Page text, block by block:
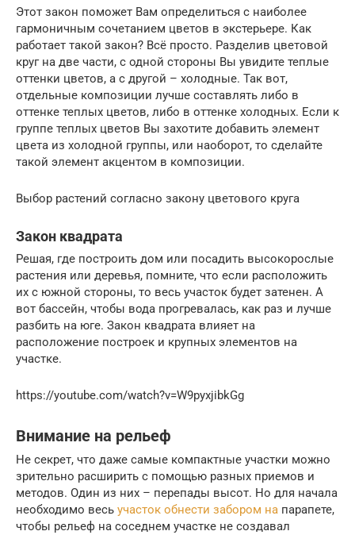
Этот закон поможет Вам определиться с наиболее
гармоничным сочетанием цветов в экстерьере. Как
работает такой закон? Всё просто. Разделив цветовой
круг на две части, с одной стороны Вы увидите теплые
оттенки цветов, а с другой – холодные. Так вот,
отдельные композиции лучше составлять либо в
оттенке теплых цветов, либо в оттенке холодных. Если к
группе теплых цветов Вы захотите добавить элемент
цвета из холодной группы, или наоборот, то сделайте
такой элемент акцентом в композиции.
Выбор растений согласно закону цветового круга
Закон квадрата
Решая, где построить дом или посадить высокорослые
растения или деревья, помните, что если расположить
их с южной стороны, то весь участок будет затенен. А
вот бассейн, чтобы вода прогревалась, как раз и лучше
разбить на юге. Закон квадрата влияет на
расположение построек и крупных элементов на
участке.
https://youtube.com/watch?v=W9pyxjibkGg
Внимание на рельеф
Не секрет, что даже самые компактные участки можно
зрительно расширить с помощью разных приемов и
методов. Один из них – перепады высот. Но для начала
необходимо весь участок обнести забором на парапете,
чтобы рельеф на соседнем участке не создавал